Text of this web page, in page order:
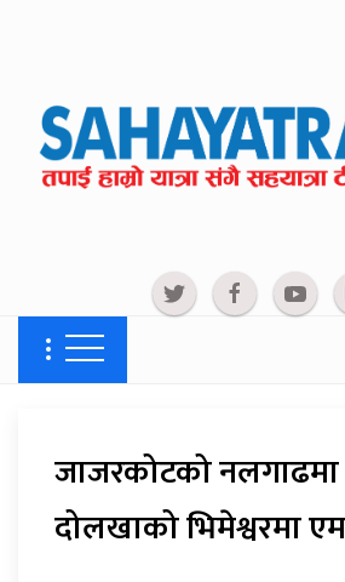
जाजरकोटको
दोलखाको भिमेश्वरमा